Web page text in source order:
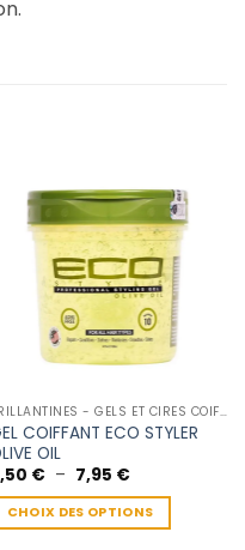
BRILLANTINES - GELS ET CIRES COIFFANTE
COIFFANT ECO STYLER
OIL
€ – 7,95 €Plage
prix :
2,50 €
à
CHOIX DES OPTIONS